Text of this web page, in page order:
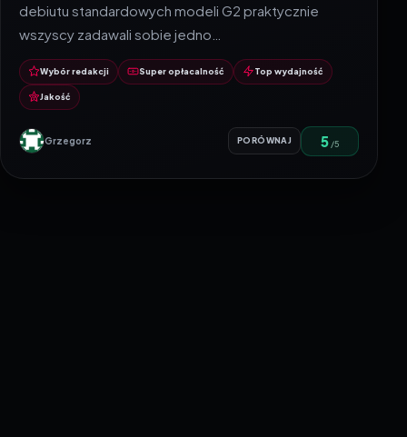
debiutu standardowych modeli G2 praktycznie
wszyscy zadawali sobie jedno…
Wybór redakcji Super opłacalność Top wydajność
Jakość
Grzegorz PORÓWNAJ 5 /5